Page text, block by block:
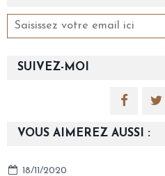
SUIVEZ-MOI
VOUS AIMEREZ AUSSI :
18/11/2020